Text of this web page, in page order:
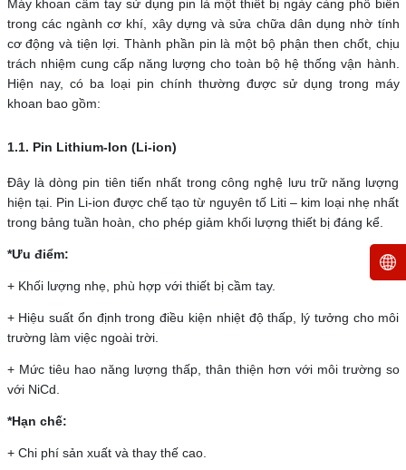
Máy khoan cầm tay sử dụng pin là một thiết bị ngày càng phổ biến
trong các ngành cơ khí, xây dựng và sửa chữa dân dụng nhờ tính
cơ động và tiện lợi. Thành phần pin là một bộ phận then chốt, chịu
trách nhiệm cung cấp năng lượng cho toàn bộ hệ thống vận hành.
Hiện nay, có ba loại pin chính thường được sử dụng trong máy
khoan bao gồm:
1.1. Pin Lithium-Ion (Li-ion)
Đây là dòng pin tiên tiến nhất trong công nghệ lưu trữ năng lượng
hiện tại. Pin Li-ion được chế tạo từ nguyên tố Liti – kim loại nhẹ nhất
trong bảng tuần hoàn, cho phép giảm khối lượng thiết bị đáng kể.
*Ưu điểm:
+ Khối lượng nhẹ, phù hợp với thiết bị cầm tay.
+ Hiệu suất ổn định trong điều kiện nhiệt độ thấp, lý tưởng cho môi
trường làm việc ngoài trời.
+ Mức tiêu hao năng lượng thấp, thân thiện hơn với môi trường so
với NiCd.
*Hạn chế:
+ Chi phí sản xuất và thay thế cao.